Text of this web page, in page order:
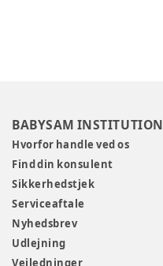
BABYSAM INSTITUTION
Hvorfor handle ved os
Find din konsulent
Sikkerhedstjek
Serviceaftale
Nyhedsbrev
Udlejning
Vejledninger